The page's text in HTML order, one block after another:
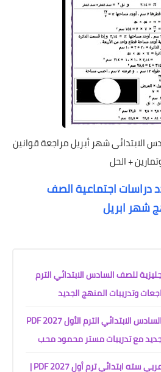
الابتدائى شهر أبريل مراجعة قوانين
+ الحل
دراسات اجتماعية الصف
شهر ابريل
للصف السادس الابتدائي الترم
مذكرة Math الصف السادس الابتدائي الترم الأول 2027 PDF
مع تدريبات مستر محمود محب
تحميل سلاح التلميذ عربي سته ابتدائي ترم أول 2027 PDF |